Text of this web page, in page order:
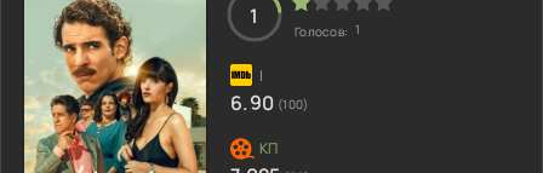
1
Голосов: 1
6.90 (100)